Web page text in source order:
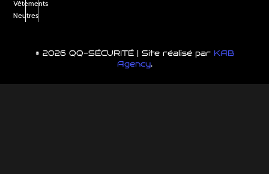
Vêtements
Neutres
© 2026 QQ-SÉCURITÉ | Site réalisé par KAB
Agency.